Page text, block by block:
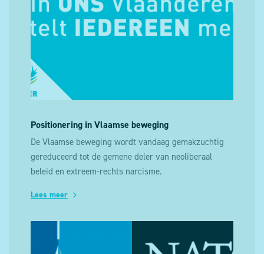
Positionering in Vlaamse beweging
De Vlaamse beweging wordt vandaag gemakzuchtig
gereduceerd tot de gemene deler van neoliberaal
beleid en extreem-rechts narcisme.
Lees meer